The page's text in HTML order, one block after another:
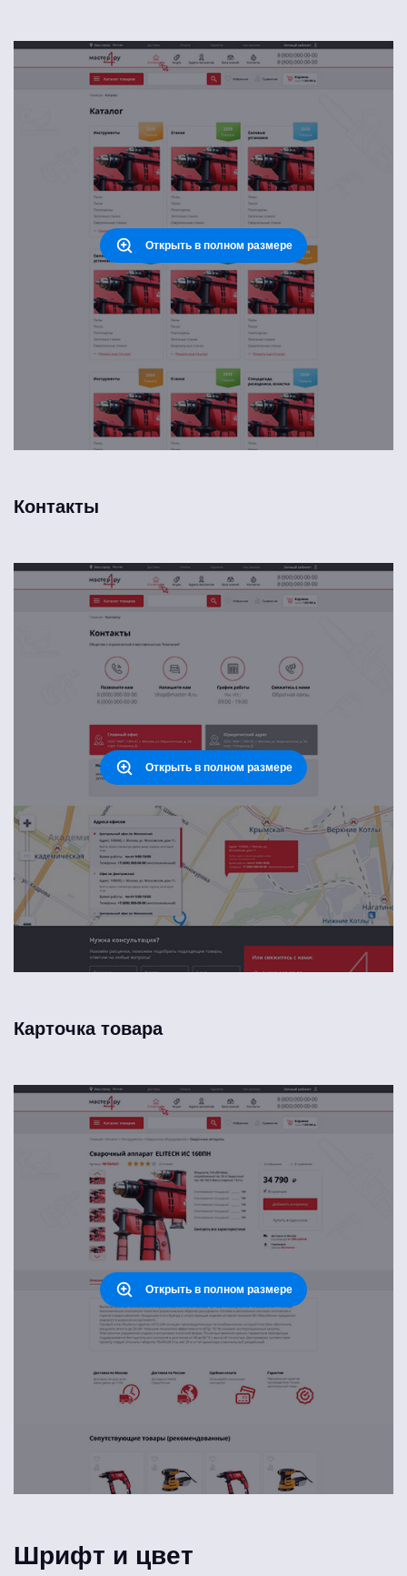
Открыть в полном размере
Контакты
Открыть в полном размере
Карточка товара
Открыть в полном размере
Шрифт и цвет